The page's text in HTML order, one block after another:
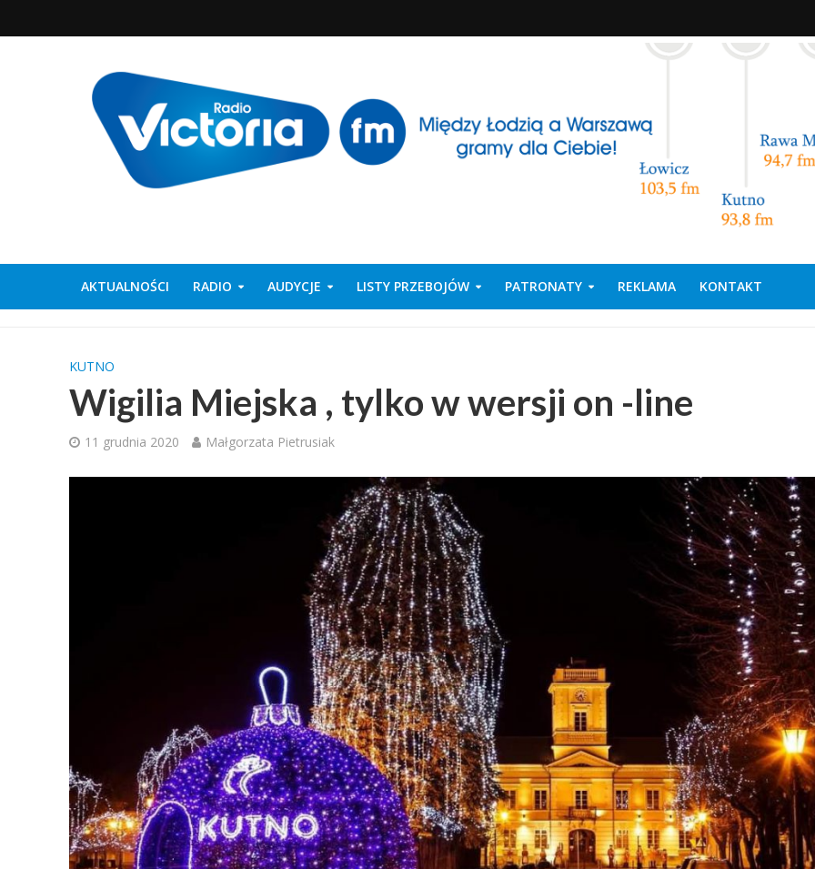
AKTUALNOŚCI RADIO AUDYCJE LISTY PRZEBOJÓW PATRONATY REKLAMA KONTAKT
KUTNO
Wigilia Miejska , tylko w wersji on -line
11 grudnia 2020 Małgorzata Pietrusiak